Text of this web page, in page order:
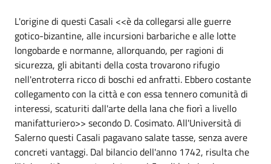
L'origine di questi Casali <<è da collegarsi alle guerre
gotico-bizantine, alle incursioni barbariche e alle lotte
longobarde e normanne, allorquando, per ragioni di
sicurezza, gli abitanti della costa trovarono rifugio
nell'entroterra ricco di boschi ed anfratti. Ebbero costante
collegamento con la città e con essa tennero comunità di
interessi, scaturiti dall'arte della lana che fiorì a livello
manifatturiero>> secondo D. Cosimato. All'Università di
Salerno questi Casali pagavano salate tasse, senza avere
concreti vantaggi. Dal bilancio dell'anno 1742, risulta che